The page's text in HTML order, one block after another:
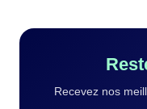
Recevez nos